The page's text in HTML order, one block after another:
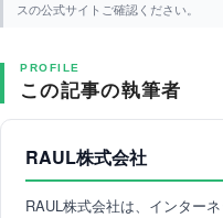
スの公式サイトご確認ください。
PROFILE
この記事の執筆者
RAUL株式会社
RAUL株式会社は、インター